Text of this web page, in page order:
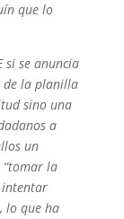
que lo
si se anuncia
de la planilla
sino una
a
un
la
intentar
lo que ha